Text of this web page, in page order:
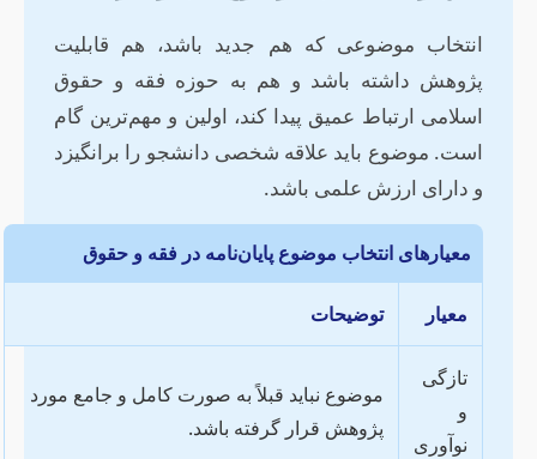
انتخاب موضوعی که هم جدید باشد، هم قابلیت
پژوهش داشته باشد و هم به حوزه فقه و حقوق
اسلامی ارتباط عمیق پیدا کند، اولین و مهم‌ترین گام
است. موضوع باید علاقه شخصی دانشجو را برانگیزد
و دارای ارزش علمی باشد.
معیارهای انتخاب موضوع پایان‌نامه در فقه و حقوق
معیار توضیحات
تازگی
و
نوآوری
موضوع نباید قبلاً به صورت کامل و جامع مورد
پژوهش قرار گرفته باشد.